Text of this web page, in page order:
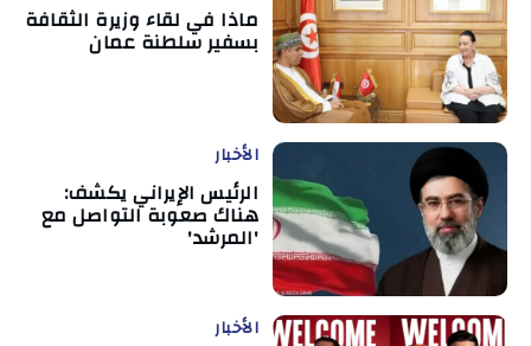
ماذا في لقاء وزيرة الثقافة
بسفير سلطنة عمان
الأخبار
الرئيس الإيراني يكشف:
هناك صعوبة التواصل مع
'المرشد'
الأخبار